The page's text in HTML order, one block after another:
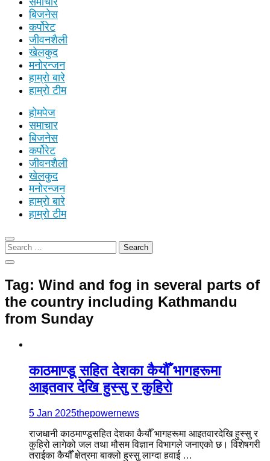
बिजनेस
कर्पोरेट
जीवनशैली
खेलकुद
मनोरन्जन
हाम्रो बारे
हाम्रो टीम
होमपेज
समाचार
बिजनेस
कर्पोरेट
जीवनशैली
खेलकुद
मनोरन्जन
हाम्रो बारे
हाम्रो टीम
Search
for:
Tag: Wind and fog in several parts of
the country including Kathmandu
from Sunday
काठमाण्डू सहित देशका कैयौँ भागहरूमा
आइतवार देखि हुस्सु र कुहिरो
5 Jan 2025thepowernews
राजधानी काठमाण्डूसहित देशका कैयौँ भागहरूमा आइतवारदेखि हुस्सु र
कुहिरो लागेको जल तथा मौसम विज्ञान विभागले जनाएको छ। विशेषगरी
तराईका कैयौँ क्षेत्रमा बाक्लो हुस्सु लाग्दा हवाई …